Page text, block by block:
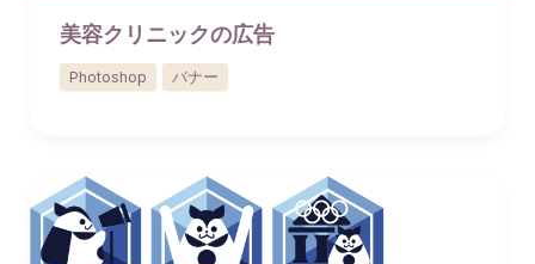
美容クリニックの広告
Photoshop バナー